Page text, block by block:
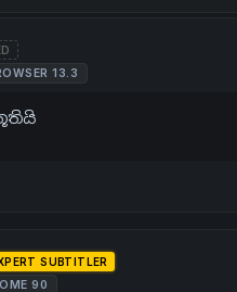
13.3
SUBTITLER
90